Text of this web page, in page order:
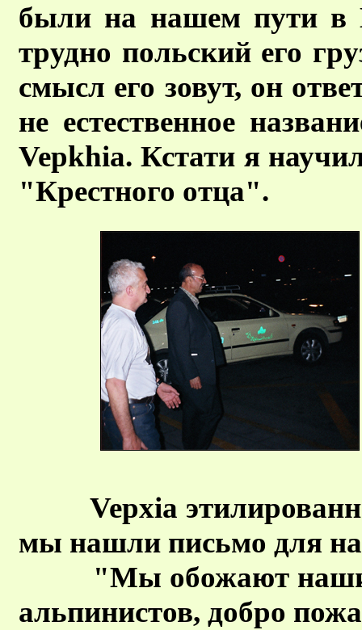
были на нашем пути в
трудно польский его
смысл его зовут, он
не естественное
Vepkhia. Кстати я
"Крестного отца".
Vepxia
мы нашли письмо для
"Мы обожают наши
альпинистов, добро